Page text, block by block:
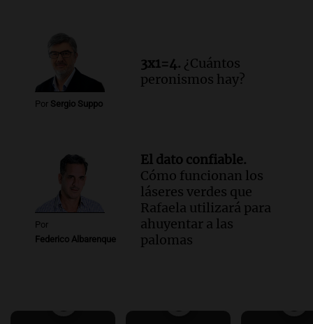
Por Sergio Suppo
3x1=4. ¿Cuántos
peronismos hay?
Por
Federico Albarenque
El dato confiable.
Cómo funcionan los
láseres verdes que
Rafaela utilizará para
ahuyentar a las
palomas